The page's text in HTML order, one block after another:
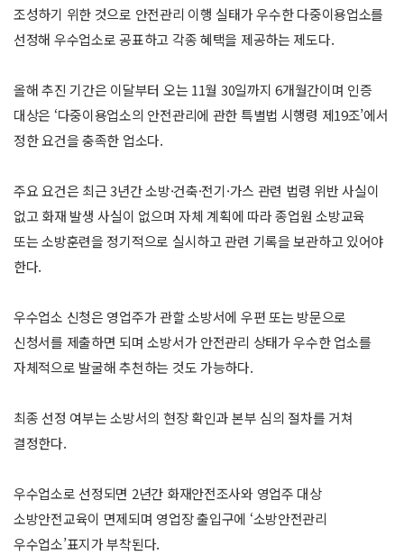
조성하기 위한 것으로 안전관리 이행 실태가 우수한 다중이용업소를
선정해 우수업소로 공표하고 각종 혜택을 제공하는 제도다.
올해 추진 기간은 이달부터 오는 11월 30일까지 6개월간이며 인증
대상은 ‘다중이용업소의 안전관리에 관한 특별법 시행령 제19조’에서
정한 요건을 충족한 업소다.
주요 요건은 최근 3년간 소방·건축·전기·가스 관련 법령 위반 사실이
없고 화재 발생 사실이 없으며 자체 계획에 따라 종업원 소방교육
또는 소방훈련을 정기적으로 실시하고 관련 기록을 보관하고 있어야
한다.
우수업소 신청은 영업주가 관할 소방서에 우편 또는 방문으로
신청서를 제출하면 되며 소방서가 안전관리 상태가 우수한 업소를
자체적으로 발굴해 추천하는 것도 가능하다.
최종 선정 여부는 소방서의 현장 확인과 본부 심의 절차를 거쳐
결정한다.
우수업소로 선정되면 2년간 화재안전조사와 영업주 대상
소방안전교육이 면제되며 영업장 출입구에 ‘소방안전관리
우수업소’표지가 부착된다.